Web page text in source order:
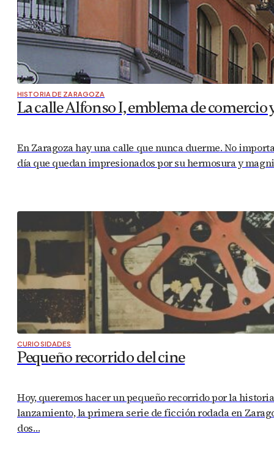
HISTORIA DE ZARAGOZA
La calle Alfonso I, emblema de comercio
En Zaragoza hay una calle que nunca duerme. No
día que quedan impresionados por su hermosura y
CURIOSIDADES
Pequeño recorrido del cine
Hoy, queremos hacer un pequeño recorrido por la
lanzamiento, la primera serie de ficción rodada en
dos…